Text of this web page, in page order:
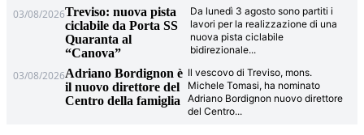
03/08/2026Treviso: nuova pista
ciclabile da Porta SS
Quaranta al
“Canova”
Da lunedì 3 agosto sono partiti i
lavori per la realizzazione di una
nuova pista ciclabile
bidirezionale...
03/08/2026Adriano Bordignon è
il nuovo direttore del
Centro della famiglia
Il vescovo di Treviso, mons.
Michele Tomasi, ha nominato
Adriano Bordignon nuovo direttore
del Centro...